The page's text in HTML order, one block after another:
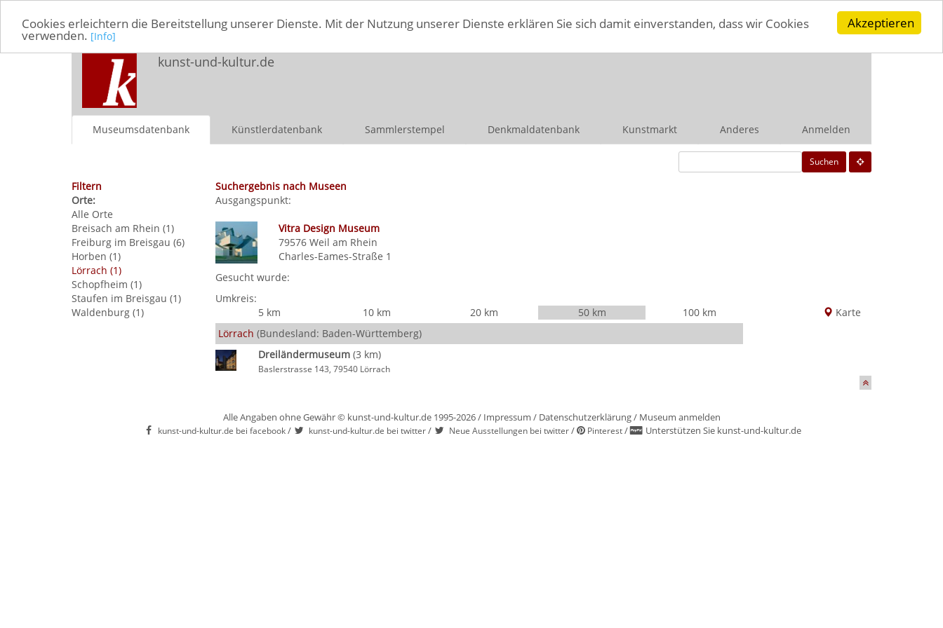
Akzeptieren
Cookies erleichtern die Bereitstellung unserer Dienste. Mit der Nutzung unserer Dienste erklären Sie sich damit einverstanden, dass wir Cookies
verwenden. [Info]
kunst-und-kultur.de
Museumsdatenbank Künstlerdatenbank Sammlerstempel Denkmaldatenbank Kunstmarkt Anderes Anmelden
Suchen
Filtern
Orte:
Alle Orte
Breisach am Rhein (1)
Freiburg im Breisgau (6)
Horben (1)
Lörrach (1)
Schopfheim (1)
Staufen im Breisgau (1)
Waldenburg (1)
Suchergebnis nach Museen
Ausgangspunkt:
Vitra Design Museum
79576Weil am Rhein
Charles-Eames-Straße 1
Gesucht wurde:
Umkreis:
5 km
10 km 20 km 50 km 100 km
Karte
Lörrach (Bundesland: Baden-Württemberg)
Dreiländermuseum (3 km)
Baslerstrasse 143, 79540 Lörrach
Alle Angaben ohne Gewähr © kunst-und-kultur.de 1995-2026 / Impressum / Datenschutzerklärung/ Museum anmelden
kunst-und-kultur.de bei facebook/ kunst-und-kultur.de bei twitter/ Neue Ausstellungen bei twitter/ Pinterest/ Unterstützen Sie kunst-und-kultur.de